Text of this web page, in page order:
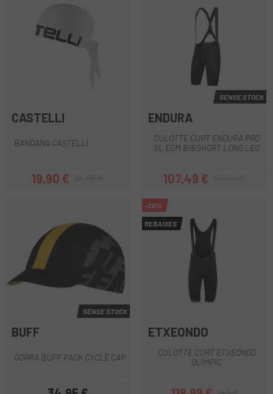
CASTELLI
BANDANA CASTELLI
Preu
19,90 €Preu regular
SENSE STOCK
ENDURA
CULOTTE CURT ENDURA PRO
SL EGM BIBSHORT LONG LEG
Preu
107,49 €Preu regular
SENSE STOCK
BUFF
GORRA BUFF PACK CYCLE CAP
-20%
REBAIXES
ETXEONDO
CULOTTE CURT ETXEONDO
OLÍMPIC